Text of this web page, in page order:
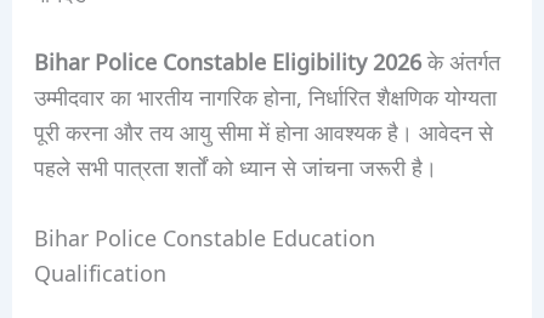
Bihar Police Constable Eligibility 2026के अंतर्गत
उम्मीदवार का भारतीय नागरिक होना, निर्धारित शैक्षणिक योग्यता
पूरी करना और तय आयु सीमा में होना आवश्यक है। आवेदन से
पहले सभी पात्रता शर्तों को ध्यान से जांचना जरूरी है।
Bihar Police Constable Education
Qualification